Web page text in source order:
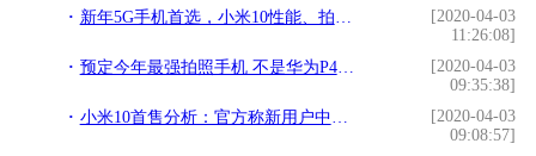
新年5G手机首选，小米10性能、拍照全面领先其他手机
[2020-04-03
11:26:08]
预定今年最强拍照手机 不是华为P40 Pro 华为还将发布更强旗舰
[2020-04-03
09:35:38]
小米10首售分析：官方称新用户中华为贡献最大
[2020-04-03
09:08:57]